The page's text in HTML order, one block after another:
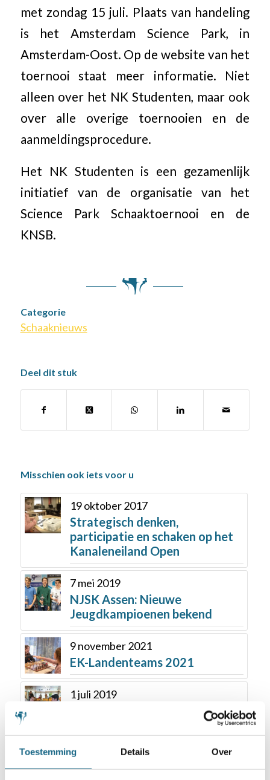
Toestemming Details Over
met zondag 15 juli. Plaats van handeling
is het Amsterdam Science Park, in
Amsterdam-Oost. Op de website van het
toernooi staat meer informatie. Niet
alleen over het NK Studenten, maar ook
over alle overige toernooien en de
aanmeldingsprocedure.
Het NK Studenten is een gezamenlijk
initiatief van de organisatie van het
Science Park Schaaktoernooi en de
KNSB.
Categorie
Schaaknieuws
Deel dit stuk
Misschien ook iets voor u
19 oktober 2017
Strategisch denken,
participatie en schaken op het
Kanaleneiland Open
7 mei 2019
NJSK Assen: Nieuwe
Jeugdkampioenen bekend
9 november 2021
EK-Landenteams 2021
1 juli 2019
30 september 2021
Schaak-Off in Eindhoven een